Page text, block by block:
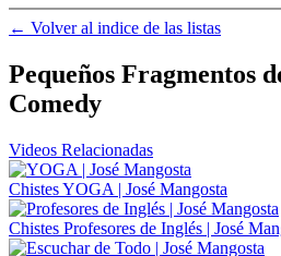
← Volver al indice de las listas
Pequeños Fragmentos
Comedy
Videos Relacionadas
ChistesYOGA | José Mangosta
Chistes Profesores de Inglés | José